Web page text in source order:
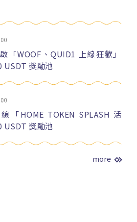
「WOOF、QUID1 上線狂歡」
USDT 獎勵池
「HOME TOKEN SPLASH 活
USDT 獎勵池
more